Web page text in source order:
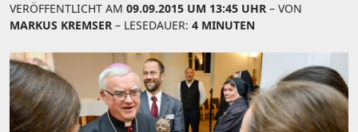
VERÖFFENTLICHT AM 09.09.2015 UM 13:45 UHR – VON
MARKUS KREMSER – LESEDAUER: 4 MINUTEN